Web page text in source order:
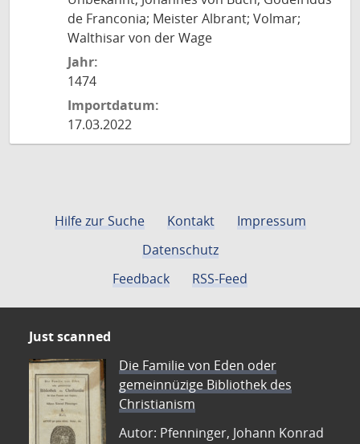
de Franconia; Meister Albrant; Volmar;
Walthisar von der Wage
Jahr:
1474
Importdatum:
17.03.2022
Hilfe zur Suche Kontakt
Impressum
Datenschutz
Feedback
RSS-Feed
Just scanned
Die Familie von Eden oder
gemeinnüzige Bibliothek des
Christianism
Autor: Pfenninger, Johann Konrad